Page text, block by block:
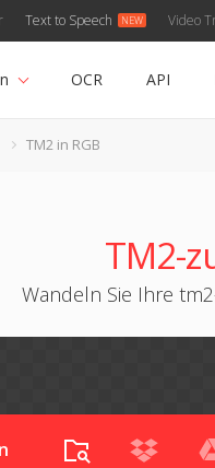
Text to Speech Video
OCR API
TM2 in RGB
TM2-
Wandeln Sie Ihre